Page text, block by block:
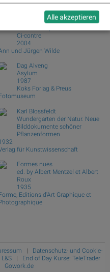
Lustrum Press
Moi Wer (Moi Ver, Moses
Ci-contre
2004
und Jürgen Wilde
Dag Alveng
Asylum
1987
Koks Forlag & Preus
Karl Blossfeldt
Wundergarten der Natur. Neue
Bilddokumente schöner
Pflanzenformen
für Kunstwissenschaft
Formes nues
ed. by Albert Mentzel et Albert
Roux
1935
Editions d'Art Graphique et
| Datenschutz- und Cookie-
| End of Day Kurse: TeleTrader
Gowork.de
Alle akzeptieren